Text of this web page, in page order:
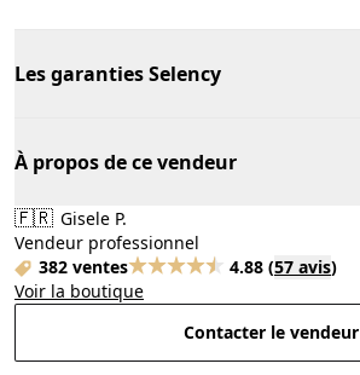
Les garanties Selency
À propos de ce vendeur
🇫🇷 Gisele P.
Vendeur professionnel
382 ventes
4.88 (57 avis)
Voir la boutique
Contacter le vendeur